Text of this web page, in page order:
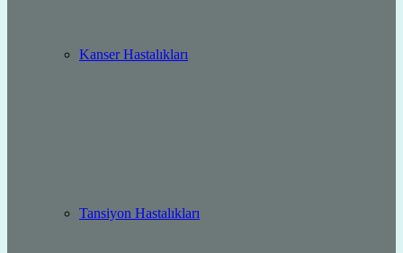
Kanser Hastalıkları
Tansiyon Hastalıkları